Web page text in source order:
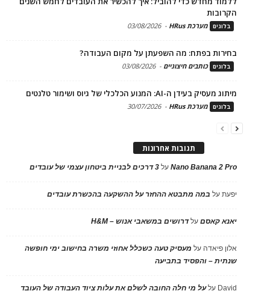
הקרובות
בלוגים מערכת HRus -
03/08/2026
בחירות בפתח: מה השפעתן על מקום העבודה?
בלוגים כותבים חיצוניים -
03/08/2026
מיתוג מעסיק בעידן ה-AI: המנוע הכלכלי של גיוס ושימור טלנטים
בלוגים מערכת HRus -
30/07/2026
תגובות אחרונות
Nano Banana 2 Proעל 3 דרכים לבניית ביטחון עצמי של עובדים
יפעתעל במה מתבטא ההחזר על ההשקעה בהכשרת עובדים
יאנא קאסםעלדרושים במשאבי אנוש – H&M
אלון פיאדה על מעסיק טעה כשכלל אחוזי משרה בחישוב ימי חופשה
שנתית – והפסיד בתביעה
David עלעל מי חלה החובה לשלם את עלות ציוד העבודה של העובד